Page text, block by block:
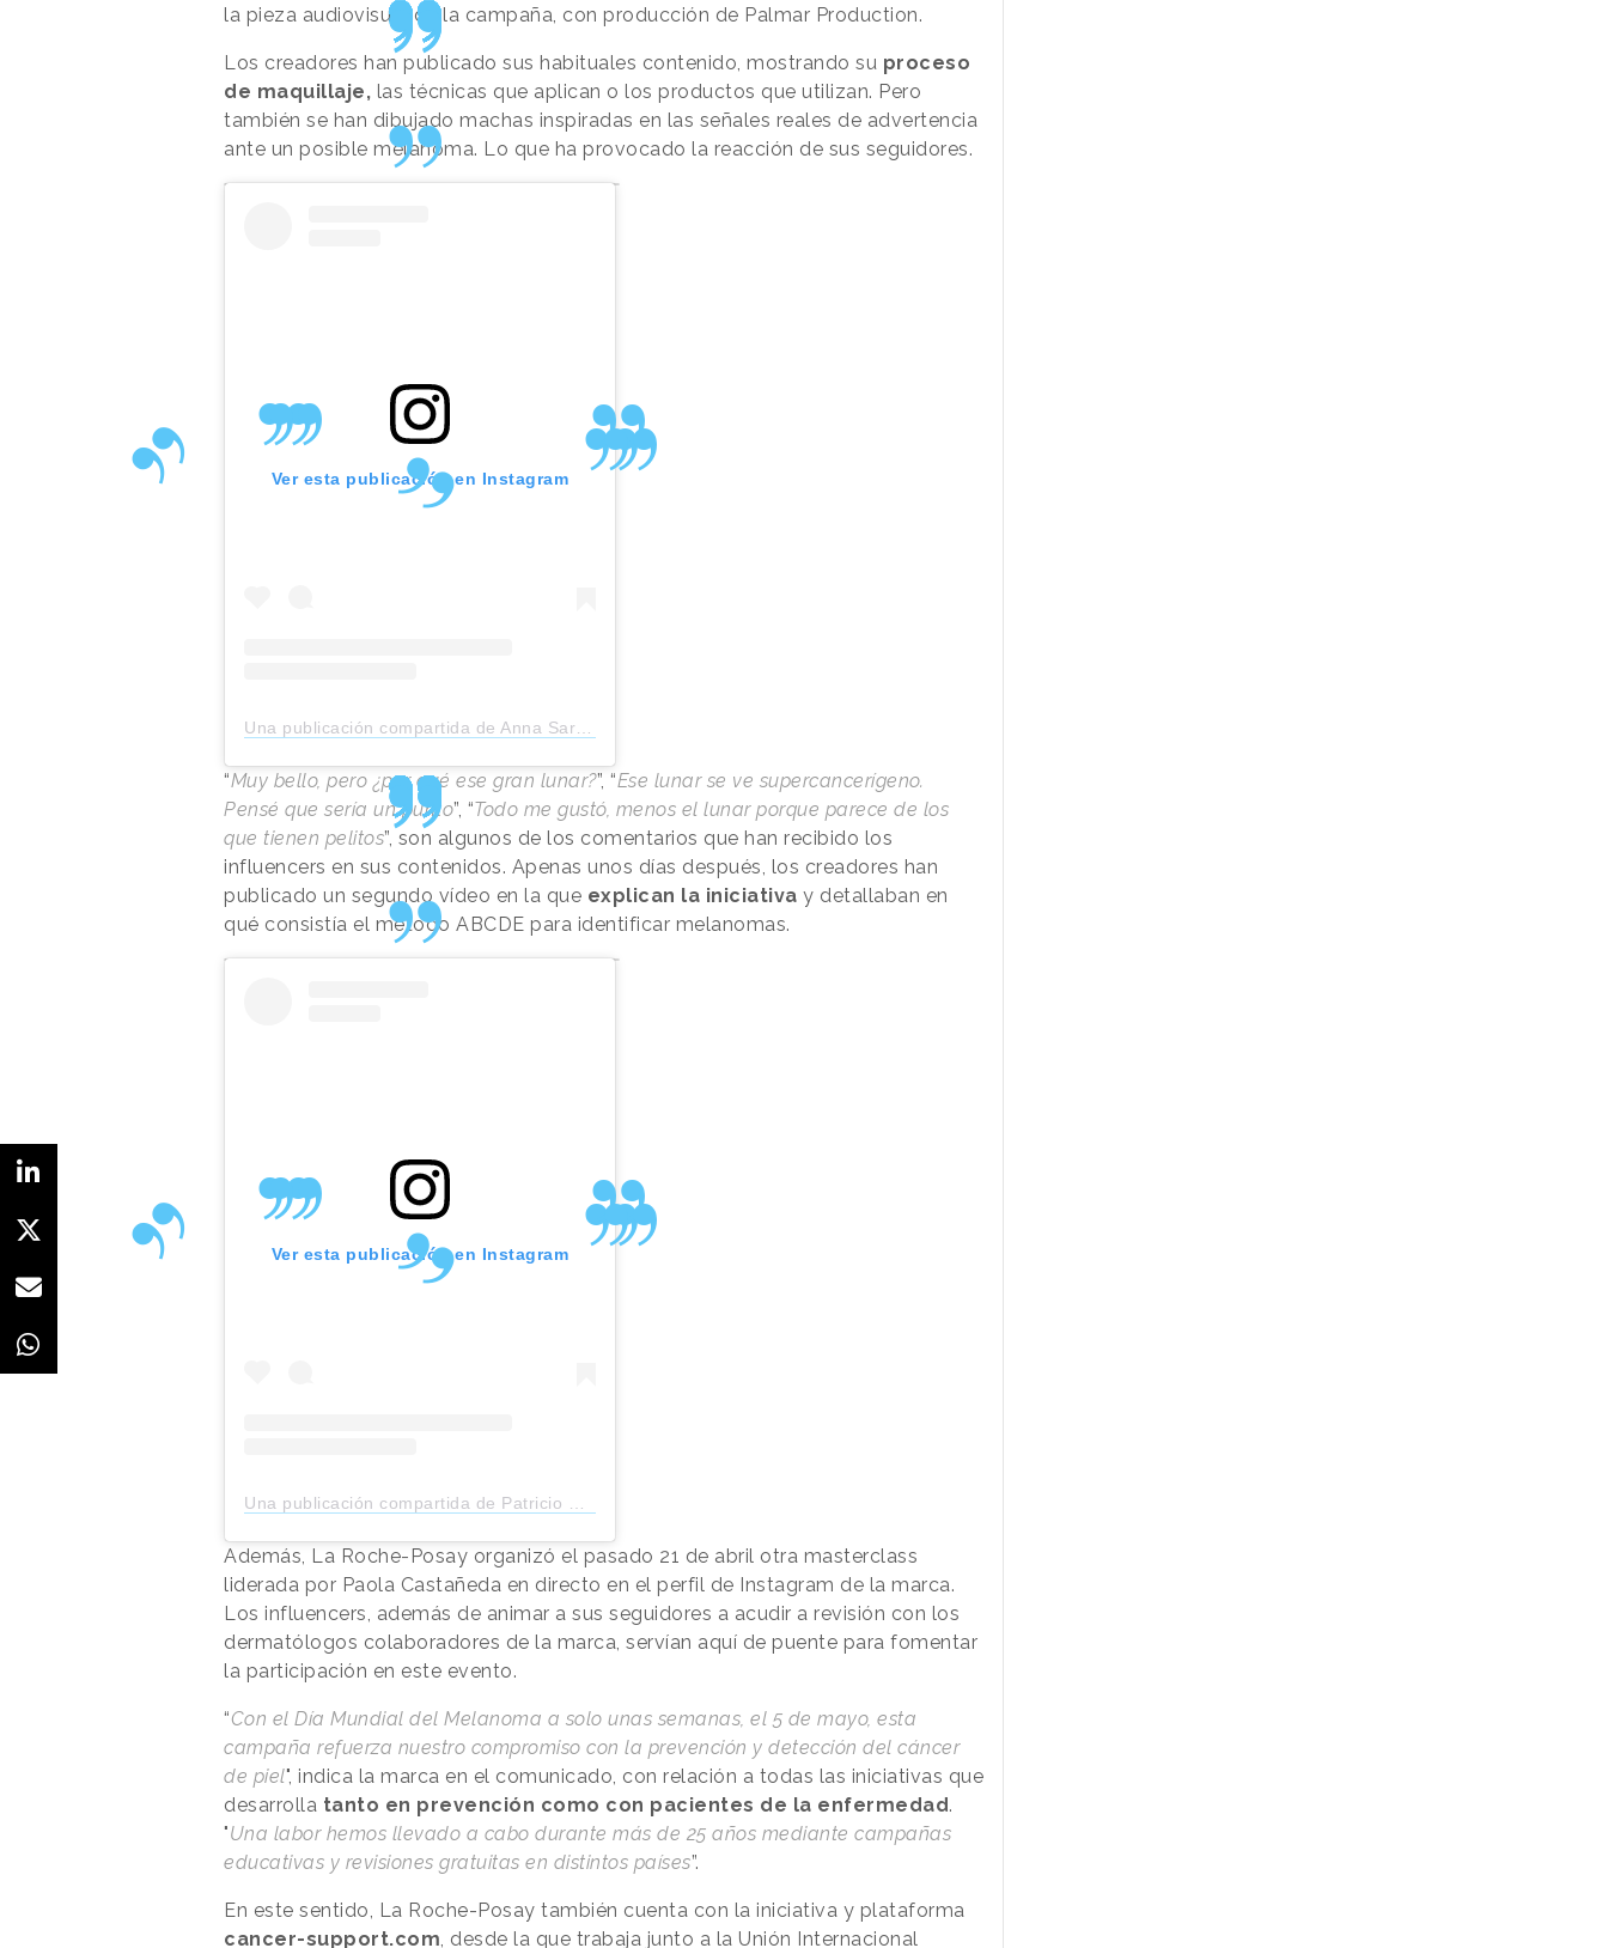
la pieza audiovisual de la campaña, con producción de Palmar Production.
Los creadores han publicado sus habituales contenido, mostrando su proceso
de maquillaje, las técnicas que aplican o los productos que utilizan. Pero
también se han dibujado machas inspiradas en las señales reales de advertencia
ante un posible melanoma. Lo que ha provocado la reacción de sus seguidores.
Ver esta publicación en Instagram
Una publicación compartida de Anna Sarelly (@annasarelly)
“Muy bello, pero ¿por qué ese gran lunar?”, “Ese lunar se ve supercancerígeno.
Pensé que sería un punto”, “Todo me gustó, menos el lunar porque parece de los
que tienen pelitos”, son algunos de los comentarios que han recibido los
influencers en sus contenidos. Apenas unos días después, los creadores han
publicado un segundo vídeo en la que explican la iniciativa y detallaban en
qué consistía el método ABCDE para identificar melanomas.
Ver esta publicación en Instagram
Una publicación compartida de Patricio Quintana (@patrickmua10)
Además, La Roche-Posay organizó el pasado 21 de abril otra masterclass
liderada por Paola Castañeda en directo en el perfil de Instagram de la marca.
Los influencers, además de animar a sus seguidores a acudir a revisión con los
dermatólogos colaboradores de la marca, servían aquí de puente para fomentar
la participación en este evento.
“Con el Día Mundial del Melanoma a solo unas semanas, el 5 de mayo, esta
campaña refuerza nuestro compromiso con la prevención y detección del cáncer
de piel", indica la marca en el comunicado, con relación a todas las iniciativas que
desarrolla tanto en prevención como con pacientes de la enfermedad.
"Una labor hemos llevado a cabo durante más de 25 años mediante campañas
educativas y revisiones gratuitas en distintos países”.
En este sentido, La Roche-Posay también cuenta con la iniciativa y plataforma
cancer-support.com , desde la que trabaja junto a la Unión Internacional